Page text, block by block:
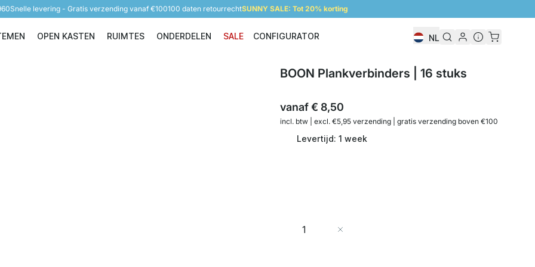
Snelle levering - Gratis verzending vanaf €100100 daten retourrechtSUNNY SALE: Tot 20% korting
Opbergsystemen
OPEN KASTEN
Open Kasten
RUIMTES
Ruimtes
ONDERDELEN
Onderdelen
SALE CONFIGURATOR NL
BOON Plankverbinders | 16 stuks
vanaf€ 8,50
incl. btw | excl. €5,95 verzending | gratis verzending boven €100
Levertijd: 1 week
Aantal